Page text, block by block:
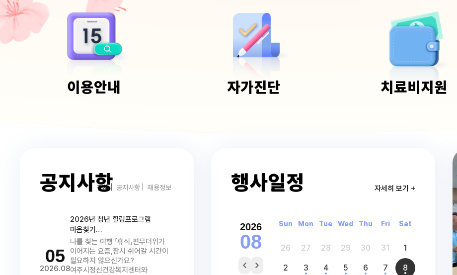
이용안내 자가진단 치료비지원
공지사항
전체 공지사항 채용정보
05
2026.08
2026년 청년 힐링프로그램
마음찾기…
나를 찾는 여행 「휴식」편무더위가
이어지는 요즘,잠시 쉬어갈 시간이
필요하지 않으신가요?
여주시정신건강복지센터와
행사일정 자세히 보기 +
2026
08
Sun Mon Tue Wed Thu Fri Sat
26 27 28 29 30 31 1
2 3 4 5 6 7 8